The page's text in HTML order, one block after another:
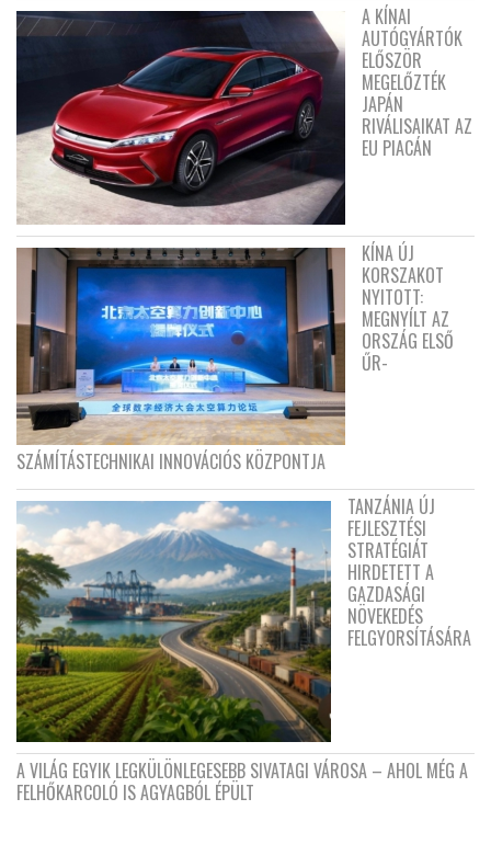
A KÍNAI
AUTÓGYÁRTÓK
ELŐSZÖR
MEGELŐZTÉK
JAPÁN
RIVÁLISAIKAT AZ
EU PIACÁN
KÍNA ÚJ
KORSZAKOT
NYITOTT:
MEGNYÍLT AZ
ORSZÁG ELSŐ
ŰR-
SZÁMÍTÁSTECHNIKAI INNOVÁCIÓS KÖZPONTJA
TANZÁNIA ÚJ
FEJLESZTÉSI
STRATÉGIÁT
HIRDETETT A
GAZDASÁGI
NÖVEKEDÉS
FELGYORSÍTÁSÁRA
A VILÁG EGYIK LEGKÜLÖNLEGESEBB SIVATAGI VÁROSA – AHOL MÉG A
FELHŐKARCOLÓ IS AGYAGBÓL ÉPÜLT